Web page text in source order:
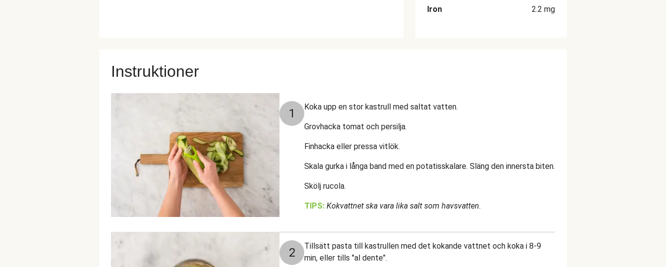
Iron 2.2 mg
Instruktioner
1 Koka upp en stor kastrull med saltat vatten.
Grovhacka tomat och persilja.
Finhacka eller pressa vitlök.
Skala gurka i långa band med en potatisskalare. Släng den innersta biten.
Skölj rucola.
TIPS: Kokvattnet ska vara lika salt som havsvatten.
2
Tillsätt pasta till kastrullen med det kokande vattnet och koka i 8-9
min, eller tills "al dente".